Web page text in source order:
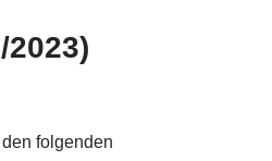
folgenden